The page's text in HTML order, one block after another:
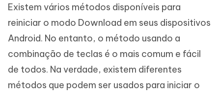
Existem vários métodos disponíveis para
reiniciar o modo Download em seus dispositivos
Android. No entanto, o método usando a
combinação de teclas é o mais comum e fácil
de todos. Na verdade, existem diferentes
métodos que podem ser usados para iniciar o